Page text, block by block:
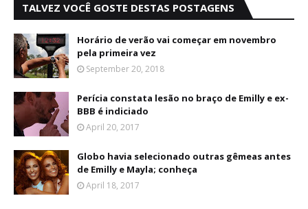
TALVEZ VOCÊ GOSTE DESTAS POSTAGENS
Horário de verão vai começar em novembro
pela primeira vez
September 20, 2018
Perícia constata lesão no braço de Emilly e ex-
BBB é indiciado
April 20, 2017
Globo havia selecionado outras gêmeas antes
de Emilly e Mayla; conheça
April 18, 2017